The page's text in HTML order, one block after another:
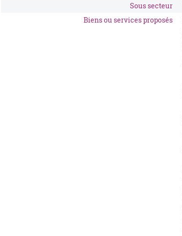
Sous secteur
Biens ou services proposés